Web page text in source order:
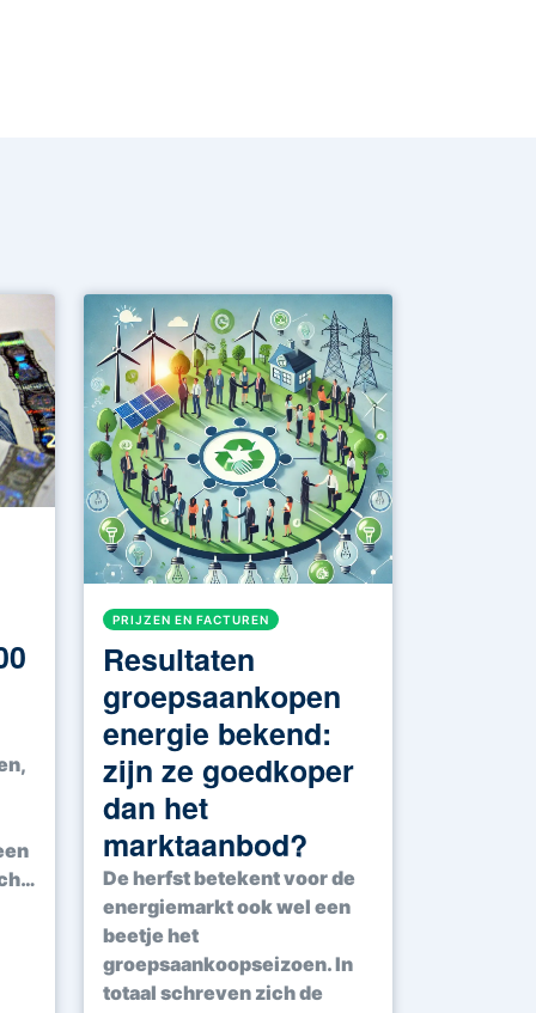
PRIJZEN EN FACTUREN
Resultaten
groepsaankopen
energie bekend:
zijn ze goedkoper
dan het
marktaanbod?
De herfst betekent voor de
energiemarkt ook wel een
beetje het
groepsaankoopseizoen. In
totaal schreven zich de